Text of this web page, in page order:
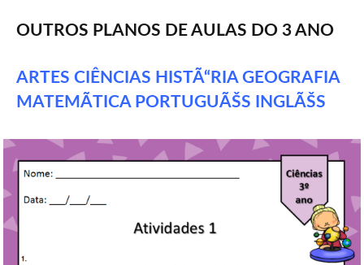
OUTROS PLANOS DE AULAS DO 3 ANO
ARTES CIÊNCIAS HISTÃ“RIA GEOGRAFIA
MATEMÃTICA PORTUGUÃŠS INGLÃŠS